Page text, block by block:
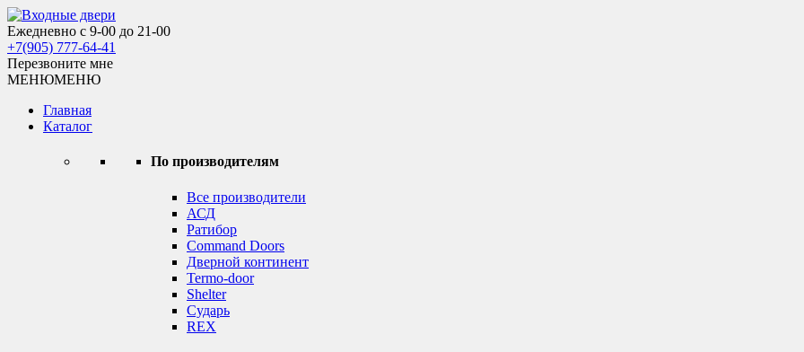
Skip
to
content
Входные двери
Ежедневно с 9-00 до 21-00
+7(905) 777-64-41
Перезвоните мне
МЕНЮМЕНЮ
Главная
Каталог
По производителям
Все производители
АСД
Ратибор
Command Doors
Дверной континент
Termo-door
Shelter
Сударь
REX